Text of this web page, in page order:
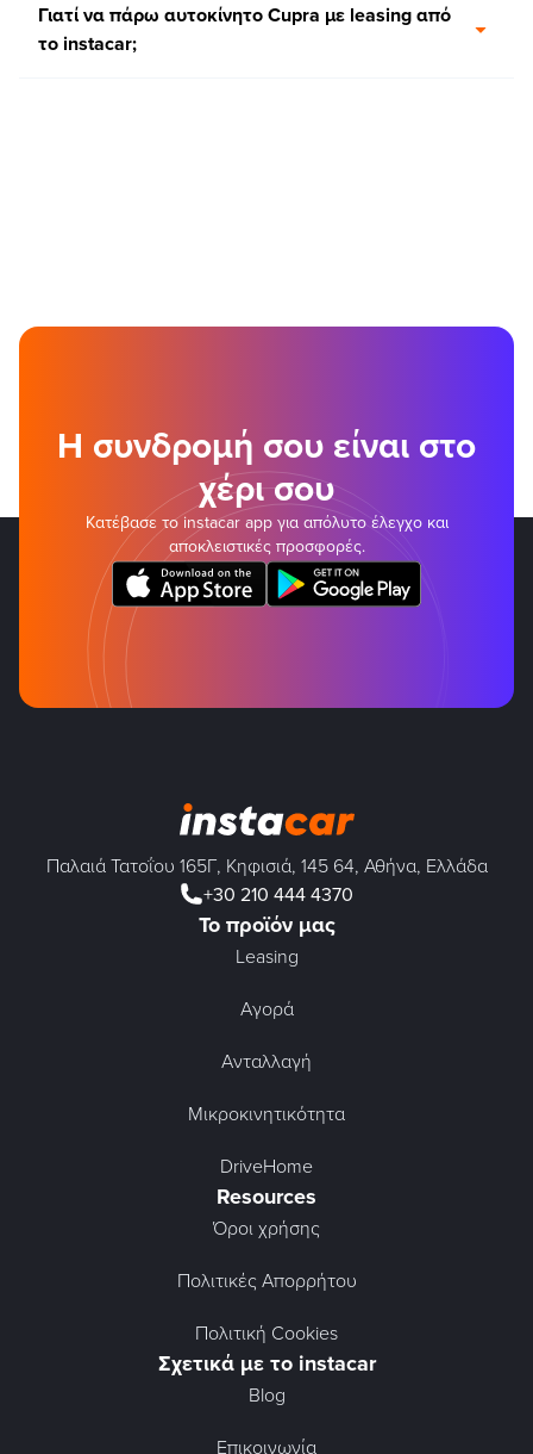
Γιατί να πάρω αυτοκίνητο Cupra με leasing από
τo instacar;
Η συνδρομή σου είναι στο
χέρι σου
Κατέβασε το instacar app για απόλυτο έλεγχο και
αποκλειστικές προσφορές.
Παλαιά Τατοΐου 165Γ, Κηφισιά, 145 64, Αθήνα, Ελλάδα
+30 210 444 4370
Το προϊόν μας
Leasing
Αγορά
Ανταλλαγή
Μικροκινητικότητα
DriveHome
Resources
Όροι χρήσης
Πολιτικές Απορρήτου
Πολιτική Cookies
Σχετικά με το instacar
Blog
Επικοινωνία